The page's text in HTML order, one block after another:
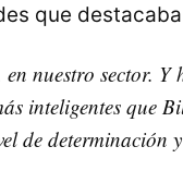
que
nuestro sector.
inteligentes que
de determinación y